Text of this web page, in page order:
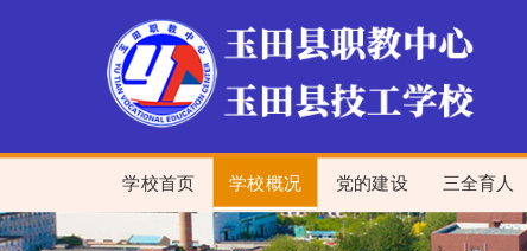
学校首页 学校概况 党的建设 三全育人